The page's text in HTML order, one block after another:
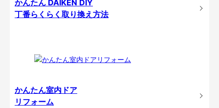
かんたん DAIKEN DIY
丁番らくらく取り換え方法
かんたん室内ドア
リフォーム